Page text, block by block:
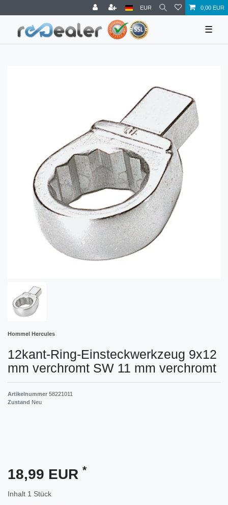
EUR 0,00 EUR
☰
Hommel Hercules
12kant-Ring-Einsteckwerkzeug 9x12
mm verchromt SW 11 mm verchromt
Artikelnummer 58221011
Zustand Neu
18,99 EUR *
Inhalt 1 Stück